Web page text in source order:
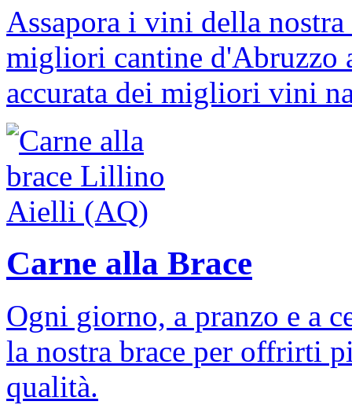
Assapora i vini della
migliori cantine d'Abruzzo
accurata dei migliori vini
Carne alla Brace
Ogni giorno, a pranzo e a
la nostra brace per offrirti
qualità.